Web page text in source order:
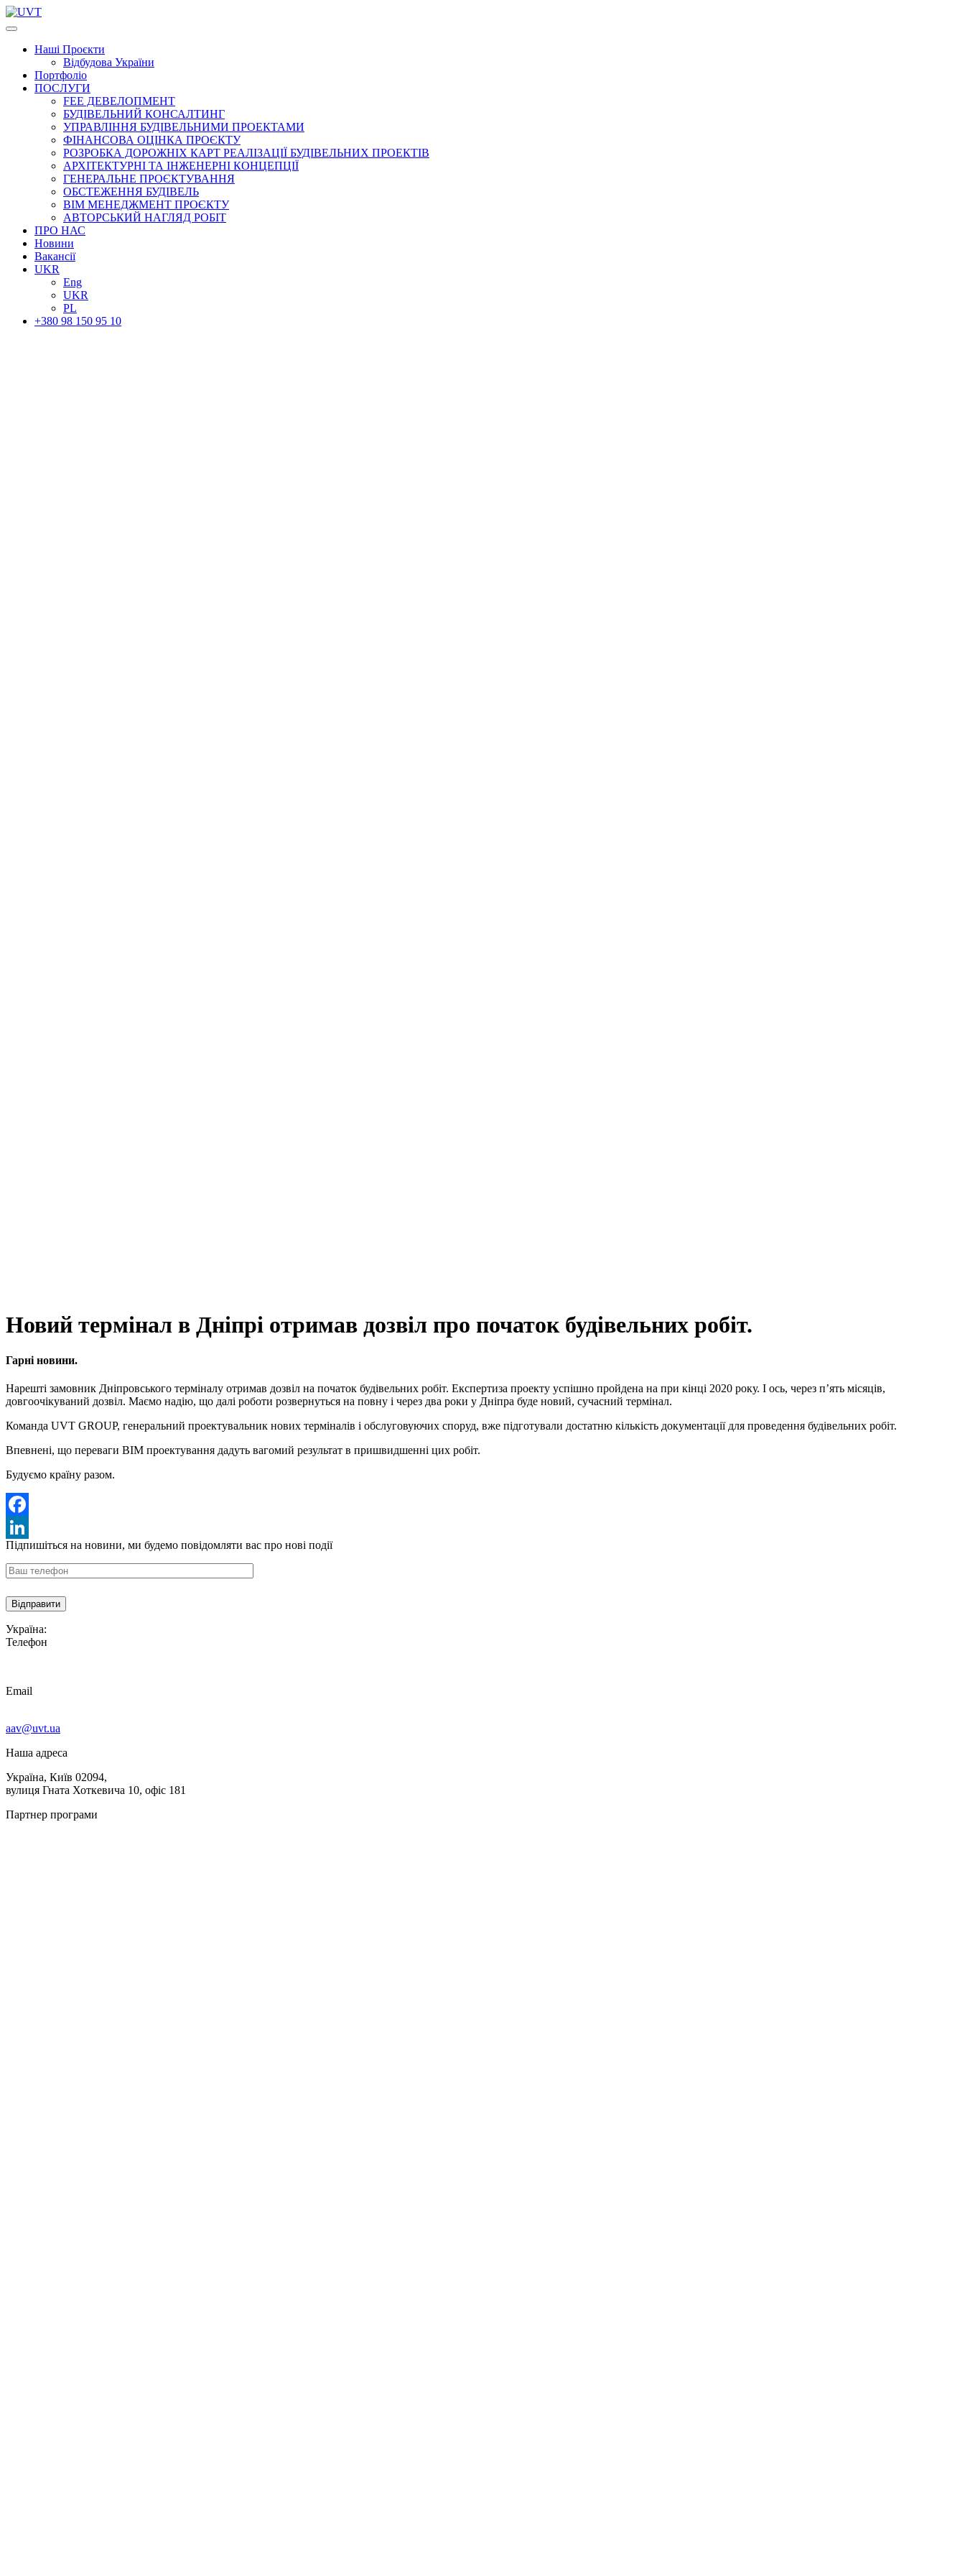
Наші Проєкти
Відбудова України
Портфоліо
ПОСЛУГИ
FEE ДЕВЕЛОПМЕНТ
БУДІВЕЛЬНИЙ КОНСАЛТИНГ
УПРАВЛІННЯ БУДІВЕЛЬНИМИ ПРОЕКТАМИ
ФІНАНСОВА ОЦІНКА ПРОЄКТУ
РОЗРОБКА ДОРОЖНІХ КАРТ РЕАЛІЗАЦІЇ БУДІВЕЛЬНИХ ПРОЕКТІВ
АРХІТЕКТУРНІ ТА ІНЖЕНЕРНІ КОНЦЕПЦІЇ
ГЕНЕРАЛЬНЕ ПРОЄКТУВАННЯ
ОБСТЕЖЕННЯ БУДІВЕЛЬ
BIM МЕНЕДЖМЕНТ ПРОЄКТУ
АВТОРСЬКИЙ НАГЛЯД РОБІТ
ПРО НАС
Новини
Вакансії
UKR
Eng
UKR
PL
+380 98 150 95 10
Новий термінал в Дніпрі отримав дозвіл про початок будівельних робіт.
Гарні новини.
Нарешті замовник Дніпровського терміналу отримав дозвіл на початок будівельних робіт. Експертиза проекту успішно пройдена на при кінці 2020 року. І ось, через п’ять місяців,
довгоочікуваний дозвіл. Маємо надію, що далі роботи розвернуться на повну і через два роки у Дніпра буде новий, сучасний термінал.
Команда UVT GROUP, генеральний проектувальник нових терміналів і обслуговуючих споруд, вже підготували достатню кількість документації для проведення будівельних робіт.
Впевнені, що переваги BIM проектування дадуть вагомий результат в пришвидшенні цих робіт.
Будуємо країну разом.
Facebook
LinkedIn
Підпишіться на новини, ми будемо повідомляти вас про нові події
Україна:
Телефон
Email
aav@uvt.ua
Наша адреса
Україна, Київ 02094,
вулиця Гната Хоткевича 10, офіс 181
Партнер програми